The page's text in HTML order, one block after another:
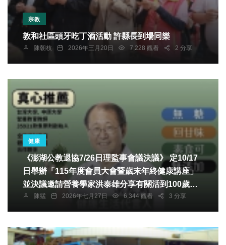
宗教
敦和社區頭牙吃丁酒活動 許縣長到場同樂
陳朝枝 2026年三月20日 7,228 觀看 2 分享
健康
《澎湖公教退協7/26日理監事會議決議》 定10/17
日舉辦「115年度會員大會暨歲末年終健康講座」
並決議邀請營養學家洪泰雄分享有關活到100歲健
康講座 講座特色：本次講座內容以最新醫學實證及
營養科學為基礎，搭配實際案例分享，深入淺出說
於日常生活，達到預防疾病、促進健康及提升生活
陳猛 2026年七月27日 6,344 觀看 3 分享